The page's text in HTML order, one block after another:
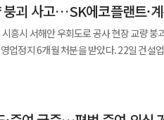
”이라며 “대형사들 역시 리스크를 고려
상승한 것으로 조사된 바 있다. 정부의 10·15 부동산 대책
정부는 전세를 낀 갭투자를 차단하고 전
화했다. 여기에 ‘3+3+3’ 갱신권까지 더
래허가제는 사유재산을 제한하는 가장 강
치구와의 협의 없이 이뤄진 이번 지정은
아니라 공급 확대와 행정 지원을 통해 이뤄져야
또는 최소화 △정부·서울시·자치구 3자
괴 사고…SK에코플랜트·
흥시 서해안 우회도로 공사 현장 교량
. 22일 건설업계와 국토부에 따르면 국토부는 두 회사에
5월 31일까지 6개월간 영업정지 처분을 통보했다. 사
계자 2명을 업무상 과실치사상 혐의로 검